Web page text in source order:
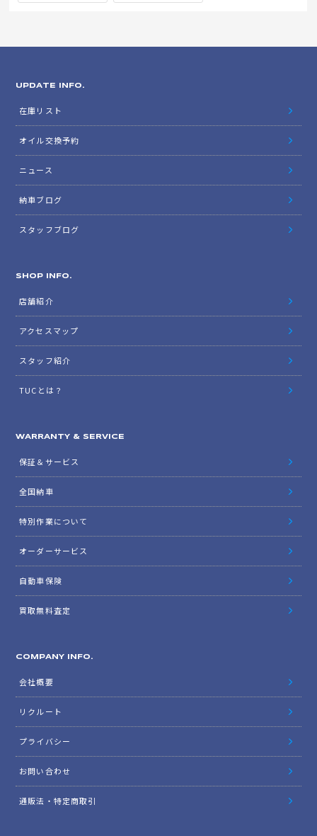
UPDATE INFO.
在庫リスト
オイル交換予約
ニュース
納車ブログ
スタッフブログ
SHOP INFO.
店舗紹介
アクセスマップ
スタッフ紹介
TUCとは？
WARRANTY & SERVICE
保証＆サービス
全国納車
特別作業について
オーダーサービス
自動車保険
買取無料査定
COMPANY INFO.
会社概要
リクルート
プライバシー
お問い合わせ
通販法・特定商取引